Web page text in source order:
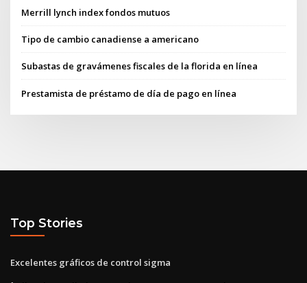
Merrill lynch index fondos mutuos
Tipo de cambio canadiense a americano
Subastas de gravámenes fiscales de la florida en línea
Prestamista de préstamo de día de pago en línea
Top Stories
Excelentes gráficos de control sigma